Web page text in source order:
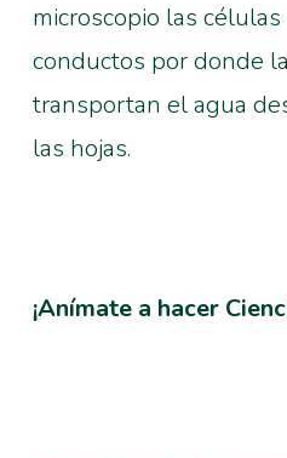
microscopio las
conductos por donde
transportan el agua
las hojas.
¡Anímate a hacer